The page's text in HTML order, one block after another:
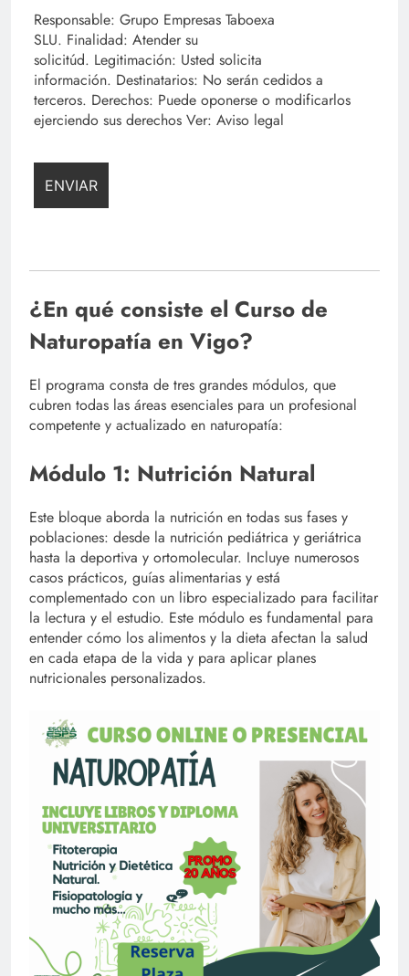
Responsable: Grupo Empresas Taboexa
SLU. Finalidad: Atender su
solicitúd. Legitimación: Usted solicita
información. Destinatarios: No serán cedidos a
terceros. Derechos: Puede oponerse o modificarlos
ejerciendo sus derechos Ver: Aviso legal
¿En qué consiste el Curso de
Naturopatía en Vigo?
El programa consta de tres grandes módulos, que
cubren todas las áreas esenciales para un profesional
competente y actualizado en naturopatía:
Módulo 1: Nutrición Natural
Este bloque aborda la nutrición en todas sus fases y
poblaciones: desde la nutrición pediátrica y geriátrica
hasta la deportiva y ortomolecular. Incluye numerosos
casos prácticos, guías alimentarias y está
complementado con un libro especializado para facilitar
la lectura y el estudio. Este módulo es fundamental para
entender cómo los alimentos y la dieta afectan la salud
en cada etapa de la vida y para aplicar planes
nutricionales personalizados.